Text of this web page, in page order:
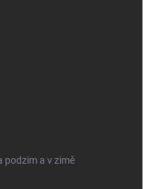
podzim a v zimě